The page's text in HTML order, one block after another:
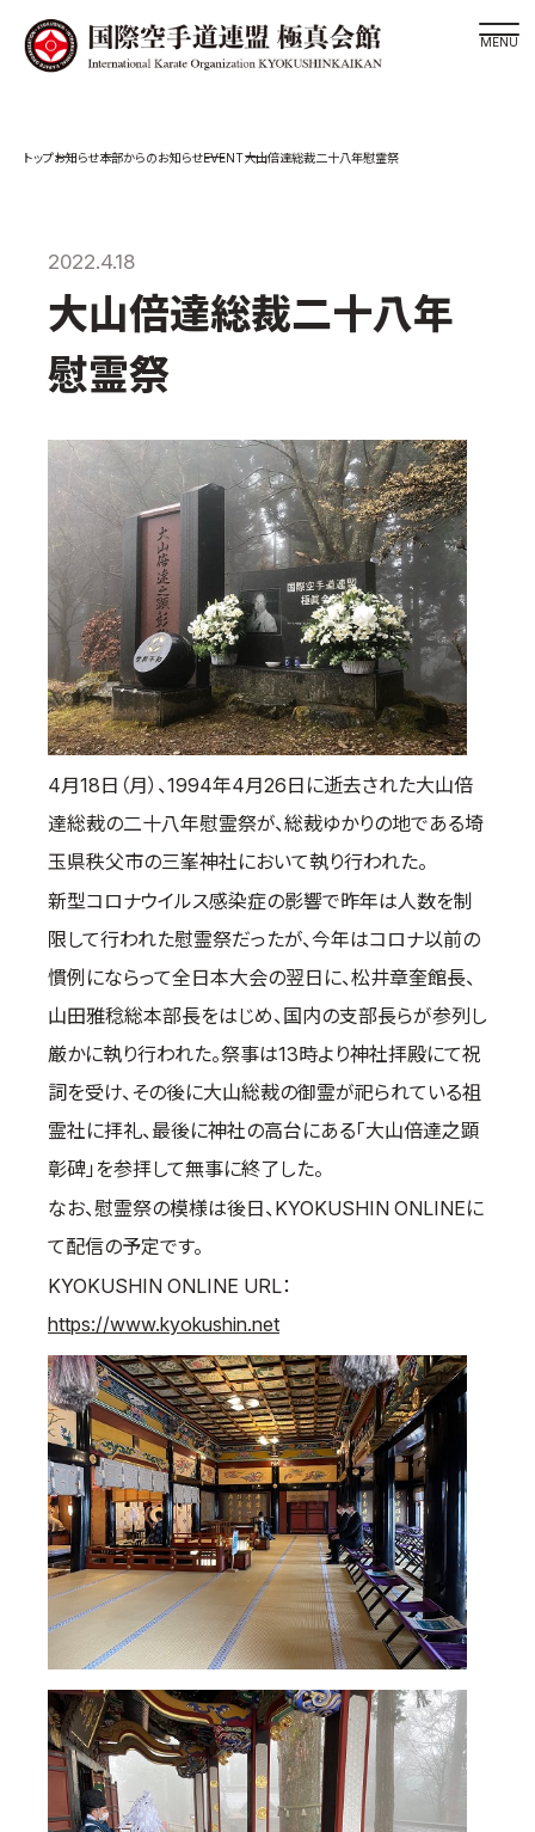
大山倍達総裁 紹介
松井章奎館長 紹介
極真会館の概要
役員紹介
各委員会紹介
国際空手道連盟について
お知らせ
本部からのお知らせ
支部からのお知らせ
公式大会
公式記録
試合規則
入門のご案内
青少年部・保護者の方へ
一般の部・壮年部の方
会員制度
取材のお申し込み
よくある質問
本サイトについて
プライバシーポリシー
Language
日本語
English
お知らせ本部からのお知らせEVENT大山倍達総裁二十八年慰霊祭
2022.4.18
大山倍達総裁二十八年
慰霊祭
4月18日（月）、1994年4月26日に逝去された大山倍
達総裁の二十八年慰霊祭が、総裁ゆかりの地である埼
玉県秩父市の三峯神社において執り行われた。
新型コロナウイルス感染症の影響で昨年は人数を制
限して行われた慰霊祭だったが、今年はコロナ以前の
慣例にならって全日本大会の翌日に、松井章奎館長、
山田雅稔総本部長をはじめ、国内の支部長らが参列し
厳かに執り行われた。祭事は13時より神社拝殿にて祝
詞を受け、その後に大山総裁の御霊が祀られている祖
霊社に拝礼、最後に神社の高台にある「大山倍達之顕
彰碑」を参拝して無事に終了した。
なお、慰霊祭の模様は後日、KYOKUSHIN ONLINEに
て配信の予定です。
KYOKUSHIN ONLINE URL：
https://www.kyokushin.net